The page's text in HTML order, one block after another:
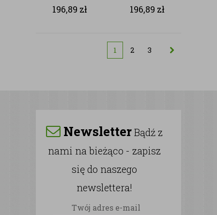
SZTUCZNE
196,89 zł
SZTUCZNE
196,89 zł
1 2 3
NewsletterBądź z
nami na bieżąco - zapisz
się do naszego
newslettera!